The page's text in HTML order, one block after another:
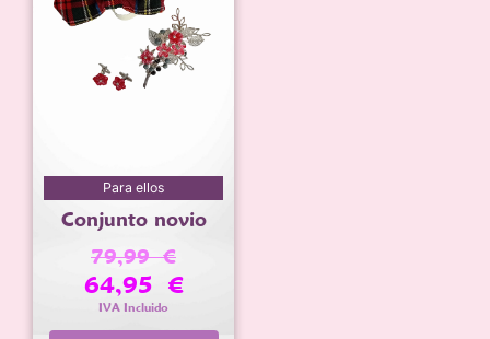
Para ellos
Conjunto novio
79,99€
precio
original
79,99 €.
64,95 €
precio
actual
IVA Incluido